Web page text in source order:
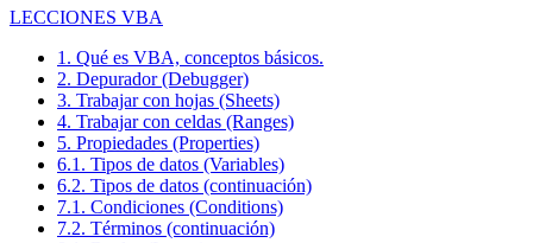
LECCIONES VBA
1. Qué es VBA, conceptos básicos.
2. Depurador (Debugger)
3. Trabajar con hojas (Sheets)
4. Trabajar con celdas (Ranges)
5. Propiedades (Properties)
6.1. Tipos de datos (Variables)
6.2. Tipos de datos (continuación)
7.1. Condiciones (Conditions)
7.2. Términos (continuación)